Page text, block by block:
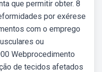
que permitir obter. 8
por exérese
com o emprego
ou
Webprocedimento
de tecidos afetados